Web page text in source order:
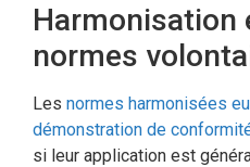
Harmonisation
normes
Les normes harmonisées
démonstration de
si leur application est